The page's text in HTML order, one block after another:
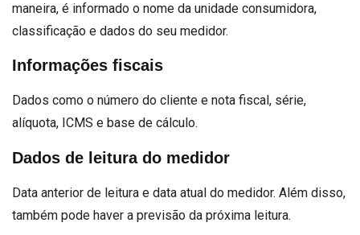
maneira, é informado o nome da unidade consumidora,
classificação e dados do seu medidor.
Informações fiscais
Dados como o número do cliente e nota fiscal, série,
alíquota, ICMS e base de cálculo.
Dados de leitura do medidor
Data anterior de leitura e data atual do medidor. Além disso,
também pode haver a previsão da próxima leitura.